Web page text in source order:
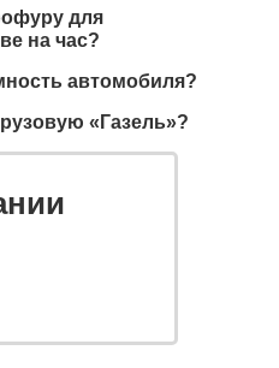
для
на час?
автомобиля?
«Газель»?